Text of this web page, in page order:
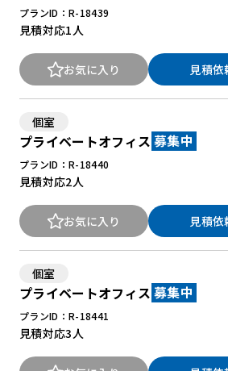
プランID：R-18439
見積対応1人
お気に入り 見積依
個室
プライベートオフィス 募集中
プランID：R-18440
見積対応2人
お気に入り 見積依
個室
プライベートオフィス 募集中
プランID：R-18441
見積対応3人